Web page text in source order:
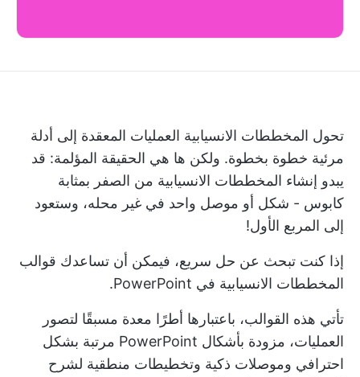
تحول المخططات الانسيابية العمليات المعقدة إلى أدلة
مرئية خطوة بخطوة. ولكن ها هي الحقيقة المؤلمة: قد
يبدو إنشاء المخططات الانسيابية من الصفر بمثابة
كابوس - شكل أو موصل واحد في غير محله، وستعود
إلى المربع الأول!
إذا كنت تبحث عن حل سريع، فيمكن أن تساعدك قوالب
المخططات الانسيابية في PowerPoint.
تأتي هذه القوالب، باعتبارها أطرًا معدة مسبقًا لتصور
العمليات، مزودة بأشكال PowerPoint مرتبة بشكل
احترافي وموصلات ذكية وتخطيطات منطقية لشرح